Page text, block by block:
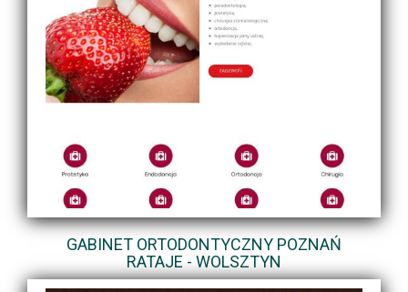
GABINET ORTODONTYCZNY POZNAŃ
RATAJE - WOLSZTYN